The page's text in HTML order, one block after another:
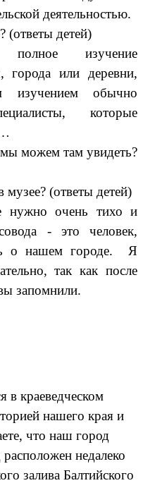
деятельностью.
(ответы детей)
изучение
города или деревни,
изучением обычно
которые
можем там увидеть?
музее? (ответы детей)
нужно очень тихо и
- это человек,
о нашем городе. Я
так как после
запомнили.
в краеведческом
нашего края и
что наш город
недалеко
залива Балтийского